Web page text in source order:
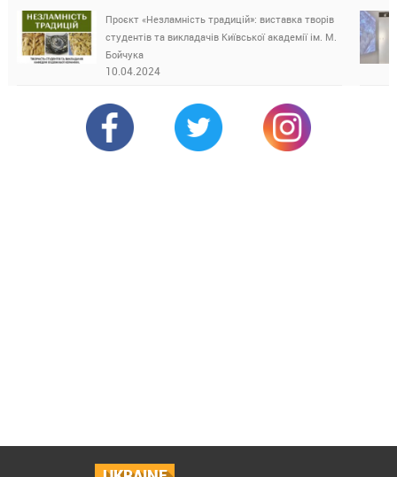
Проєкт «Незламність традицій»: виставка творів
студентів та викладачів Київської академії ім. М.
Бойчука
10.04.2024